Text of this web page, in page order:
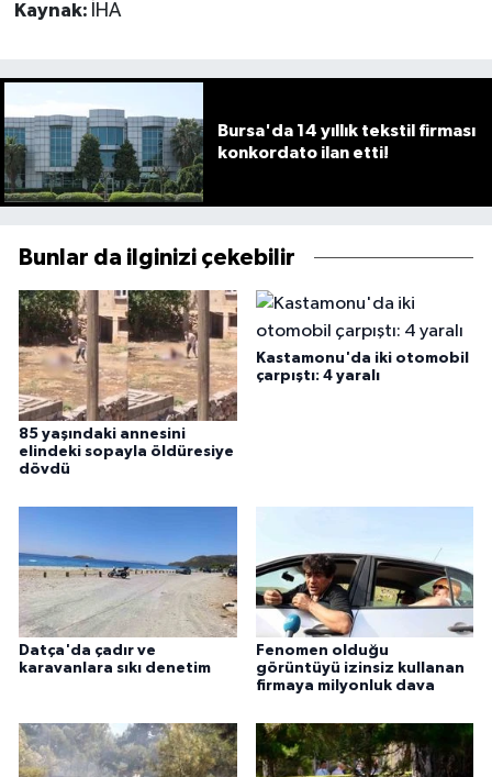
Kaynak: İHA
Bursa'da 14 yıllık tekstil firması
konkordato ilan etti!
Bunlar da ilginizi çekebilir
85 yaşındaki annesini
elindeki sopayla öldüresiye
dövdü
Kastamonu'da iki otomobil
çarpıştı: 4 yaralı
Datça'da çadır ve
karavanlara sıkı denetim
Fenomen olduğu
görüntüyü izinsiz kullanan
firmaya milyonluk dava